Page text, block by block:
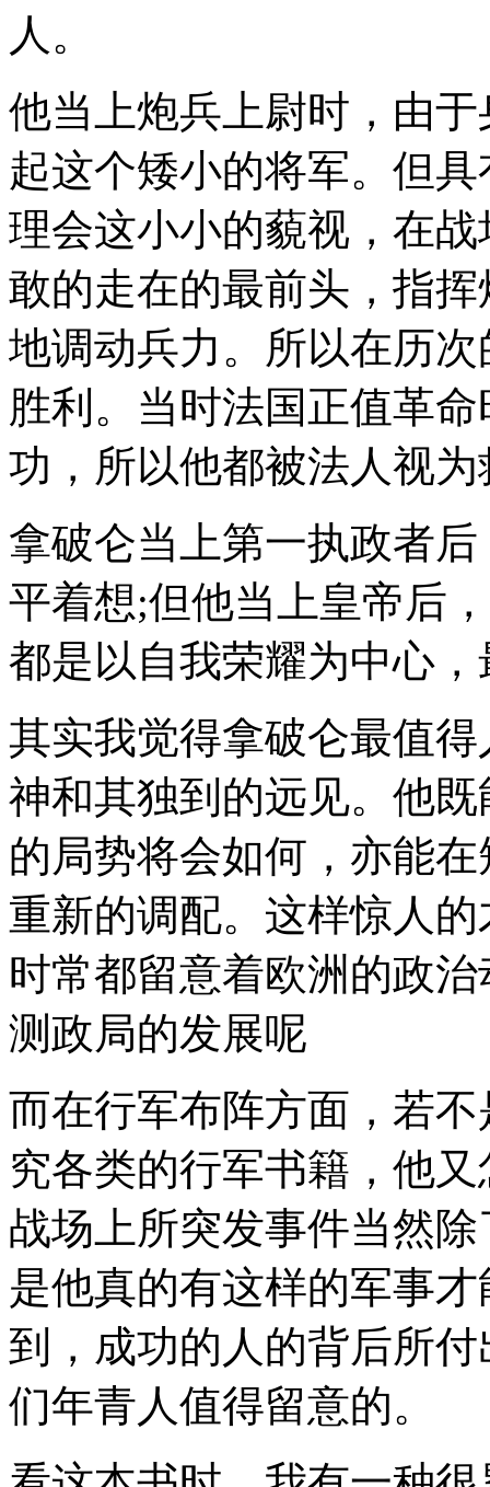
人。
他当上炮兵上尉时，由
起这个矮小的将军。但
理会这小小的藐视，在
敢的走在的最前头，指
地调动兵力。所以在历
胜利。当时法国正值革
功，所以他都被法人视
拿破仑当上第一执政者
平着想;但他当上皇帝后
都是以自我荣耀为中心
其实我觉得拿破仑最值
神和其独到的远见。他
的局势将会如何，亦能
重新的调配。这样惊人
时常都留意着欧洲的政
测政局的发展呢
而在行军布阵方面，若
究各类的行军书籍，他
战场上所突发事件当然
是他真的有这样的军事
到，成功的人的背后所
们年青人值得留意的。